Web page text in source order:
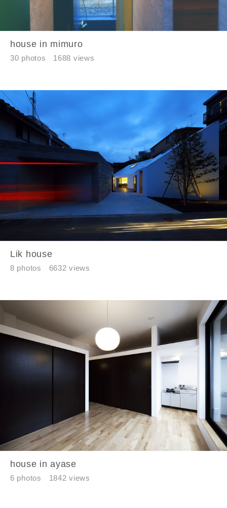
house in mimuro
30 photos 1688 views
Lik house
8 photos 6632 views
house in ayase
6 photos 1842 views